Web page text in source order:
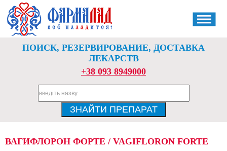
ПОИСК, РЕЗЕРВИРОВАНИЕ, ДОСТАВКА
ЛЕКАРСТВ
+38 093 8949000
ВАГИФЛОРОН ФОРТЕ / VAGIFLORON FORTE